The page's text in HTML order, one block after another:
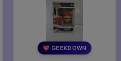
💖 GEEKDOWN